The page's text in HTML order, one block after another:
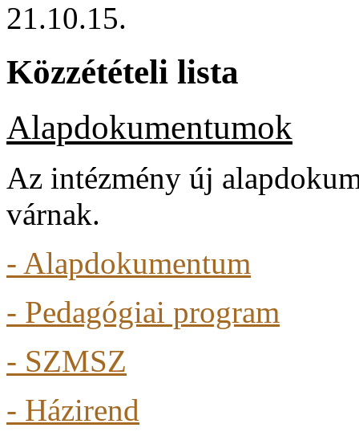
21.10.15.
Közzétételi lista
Alapdokumentumok
Az intézmény új
várnak.
- Alapdokumentum
- Pedagógiai program
- SZMSZ
- Házirend